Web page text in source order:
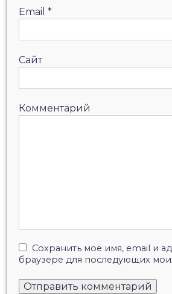
Email *
Сайт
Комментарий
Сохранить моё имя, email и
браузере для последующих